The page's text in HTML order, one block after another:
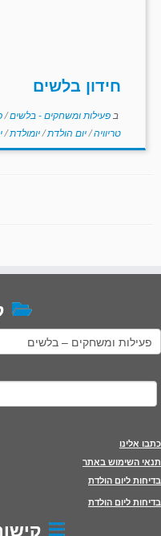
חידון בלשים
ב פעילות ומשחקים - בלשים/
טריוויה/יום הולדת/יומולדת/
קטגוריות
חיפוש:
כתבו אלינו
תנאי השימוש באתר
בדיחות ליום הולדת
בדיחות ליום הולדת